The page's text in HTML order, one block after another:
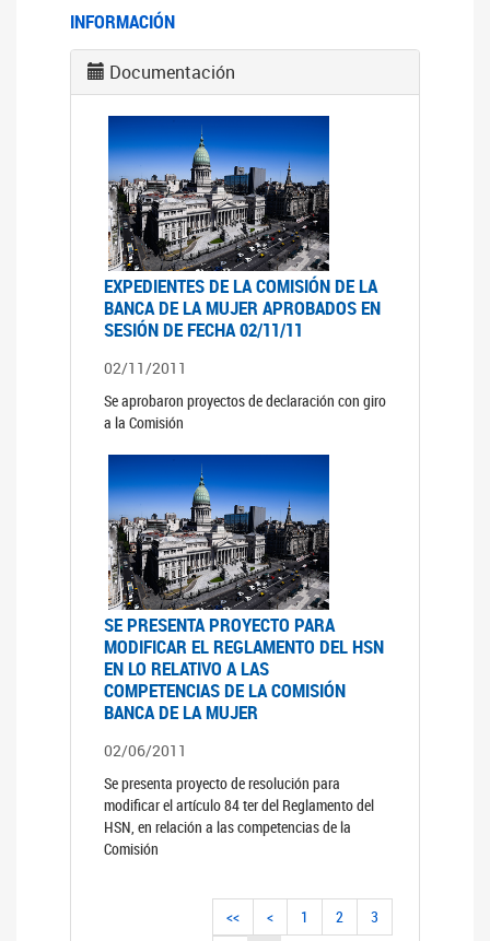
INFORMACIÓN
Documentación
EXPEDIENTES DE LA COMISIÓN DE LA
BANCA DE LA MUJER APROBADOS EN
SESIÓN DE FECHA 02/11/11
02/11/2011
Se aprobaron proyectos de declaración con giro
a la Comisión
SE PRESENTA PROYECTO PARA
MODIFICAR EL REGLAMENTO DEL HSN
EN LO RELATIVO A LAS
COMPETENCIAS DE LA COMISIÓN
BANCA DE LA MUJER
02/06/2011
Se presenta proyecto de resolución para
modificar el artículo 84 ter del Reglamento del
HSN, en relación a las competencias de la
Comisión
<< < 1 2
3